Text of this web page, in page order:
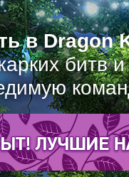
в Dragon
битв